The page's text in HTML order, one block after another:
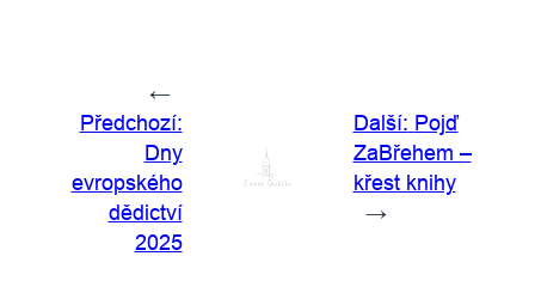
←
Předchozí:
Dny
evropského
dědictví
2025
Další: Pojď
ZaBřehem –
křest knihy
→